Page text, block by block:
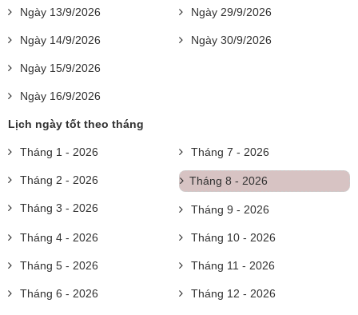
Ngày 13/9/2026
Ngày 14/9/2026
Ngày 15/9/2026
Ngày 16/9/2026
Ngày 29/9/2026
Ngày 30/9/2026
Lịch ngày tốt theo tháng
Tháng 1 - 2026
Tháng 2 - 2026
Tháng 3 - 2026
Tháng 4 - 2026
Tháng 5 - 2026
Tháng 6 - 2026
Tháng 7 - 2026
Tháng 8 - 2026
Tháng 9 - 2026
Tháng 10 - 2026
Tháng 11 - 2026
Tháng 12 - 2026